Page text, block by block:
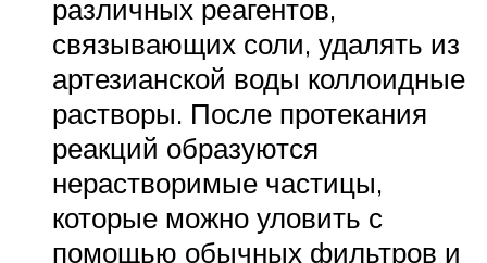
различных реагентов,
связывающих соли, удалять из
артезианской воды коллоидные
растворы. После протекания
реакций образуются
нерастворимые частицы,
которые можно уловить с
помощью обычных фильтров и